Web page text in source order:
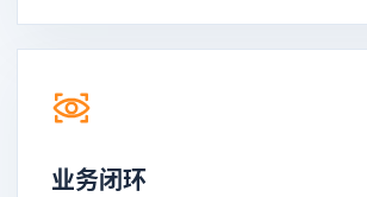
业务闭环